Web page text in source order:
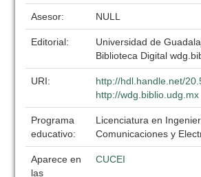
Asesor: NULL
Editorial:
Universidad de
Biblioteca Digital
URI:
http://hdl.handle.net/
http://wdg.biblio.udg.mx
Programa
educativo:
Licenciatura en
Comunicaciones y
Aparece en
las
CUCEI